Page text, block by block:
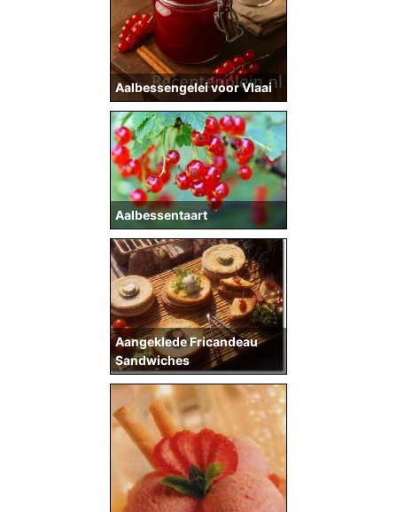
Aalbessengelei voor Vlaai
Aalbessentaart
Aangeklede Fricandeau
Sandwiches